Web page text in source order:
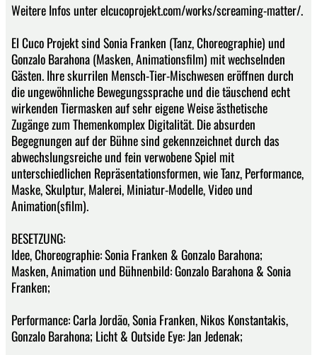
Weitere Infos unter elcucoprojekt.com/works/screaming-matter/.
El Cuco Projekt sind Sonia Franken (Tanz, Choreographie) und
Gonzalo Barahona (Masken, Animationsfilm) mit wechselnden
Gästen. Ihre skurrilen Mensch-Tier-Mischwesen eröffnen durch
die ungewöhnliche Bewegungssprache und die täuschend echt
wirkenden Tiermasken auf sehr eigene Weise ästhetische
Zugänge zum Themenkomplex Digitalität. Die absurden
Begegnungen auf der Bühne sind gekennzeichnet durch das
abwechslungsreiche und fein verwobene Spiel mit
unterschiedlichen Repräsentationsformen, wie Tanz, Performance,
Maske, Skulptur, Malerei, Miniatur-Modelle, Video und
Animation(sfilm).
BESETZUNG:
Idee, Choreographie: Sonia Franken & Gonzalo Barahona;
Masken, Animation und Bühnenbild: Gonzalo Barahona & Sonia
Franken;
Performance: Carla Jordão, Sonia Franken, Nikos Konstantakis,
Gonzalo Barahona; Licht & Outside Eye: Jan Jedenak;